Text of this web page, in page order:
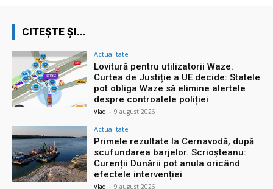
CITEȘTE ȘI...
Actualitate
Lovitură pentru utilizatorii Waze.
Curtea de Justiție a UE decide: Statele
pot obliga Waze să elimine alertele
despre controalele poliției
Vlad - 9 august 2026
Actualitate
Primele rezultate la Cernavodă, după
scufundarea barjelor. Scrioșteanu:
Curenții Dunării pot anula oricând
efectele intervenției
Vlad - 9 august 2026